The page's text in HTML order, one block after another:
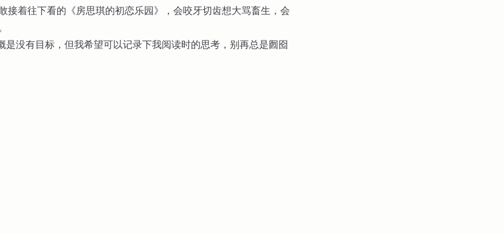
接着往下看的《房思琪的初恋乐园》，会咬牙切齿想大骂畜生，会
没有目标，但我希望可以记录下我阅读时的思考，别再总是囫囵